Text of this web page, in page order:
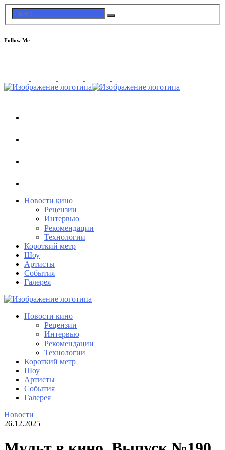
Follow Me
Новости кино
Рецензии
Интервью
Рекомендации
Технологии
Короткий метр
Шоу
Артисты
События
Галерея
Новости кино
Рецензии
Интервью
Рекомендации
Технологии
Короткий метр
Шоу
Артисты
События
Галерея
Новости
26.12.2025